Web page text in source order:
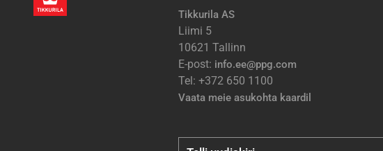
Tikkurila AS
Liimi 5
10621 Tallinn
E-post: info.ee@ppg.com
Tel: +372 650 1100
Vaata meie asukohta kaardil